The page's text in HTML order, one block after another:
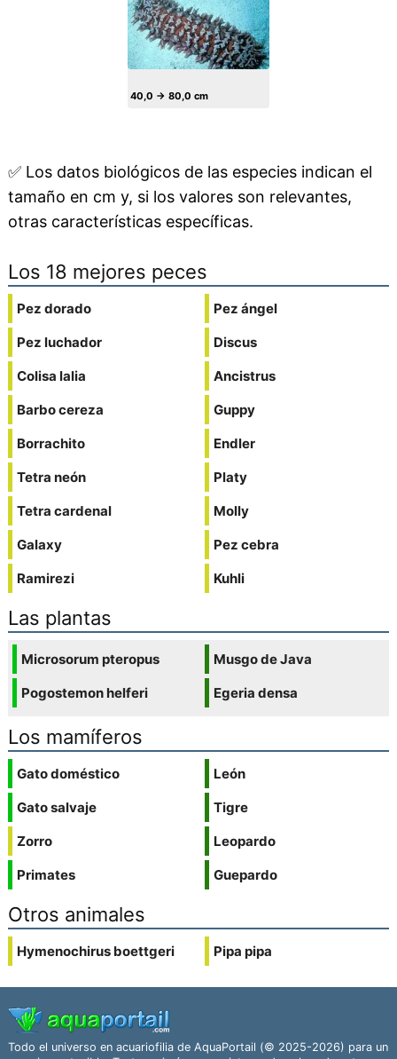
40,0 → 80,0 cm
✅Los datos biológicos de las especies indican el
tamaño en cm y, si los valores son relevantes,
otras características específicas.
Los 18 mejores peces
Pez dorado
Pez luchador
Colisa lalia
Barbo cereza
Borrachito
Tetra neón
Tetra cardenal
Galaxy
Ramirezi
Pez ángel
Discus
Ancistrus
Guppy
Endler
Platy
Molly
Pez cebra
Kuhli
Las plantas
Microsorum pteropus
Pogostemon helferi
Musgo de Java
Egeria densa
Los mamíferos
Gato doméstico
Gato salvaje
Zorro
Primates
León
Tigre
Leopardo
Guepardo
Otros animales
Hymenochirus boettgeri Pipa pipa
Todo el universo en acuariofilia de AquaPortail (© 2025-2026) para un